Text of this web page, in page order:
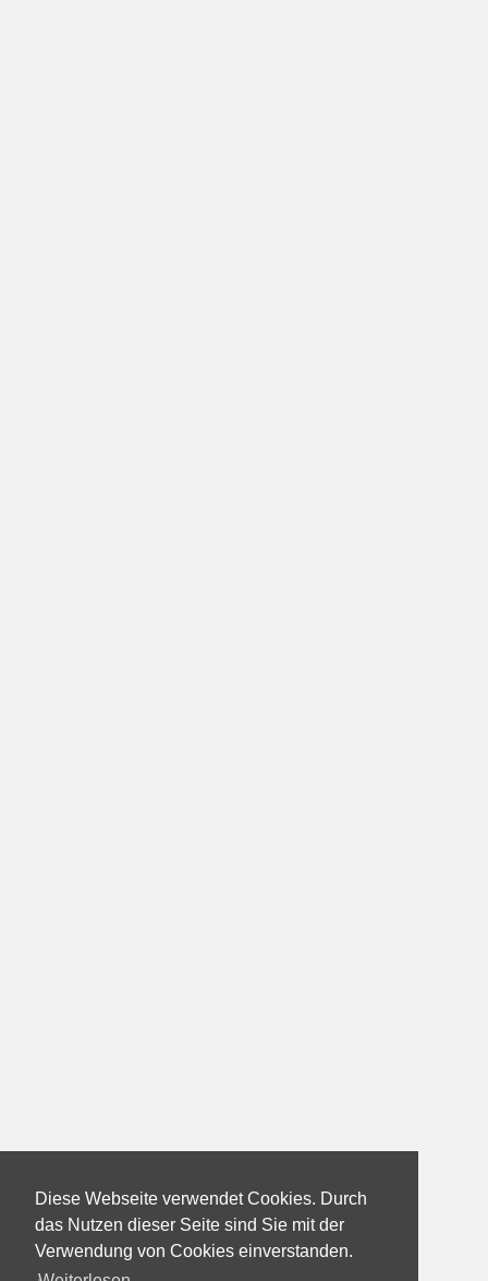
Diese Webseite verwendet Cookies. Durch
das Nutzen dieser Seite sind Sie mit der
Verwendung von Cookies einverstanden.